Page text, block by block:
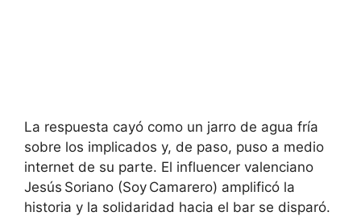
La respuesta cayó como un jarro de agua fría
sobre los implicados y, de paso, puso a medio
internet de su parte. El influencer valenciano
Jesús Soriano (Soy Camarero) amplificó la
historia y la solidaridad hacia el bar se disparó.